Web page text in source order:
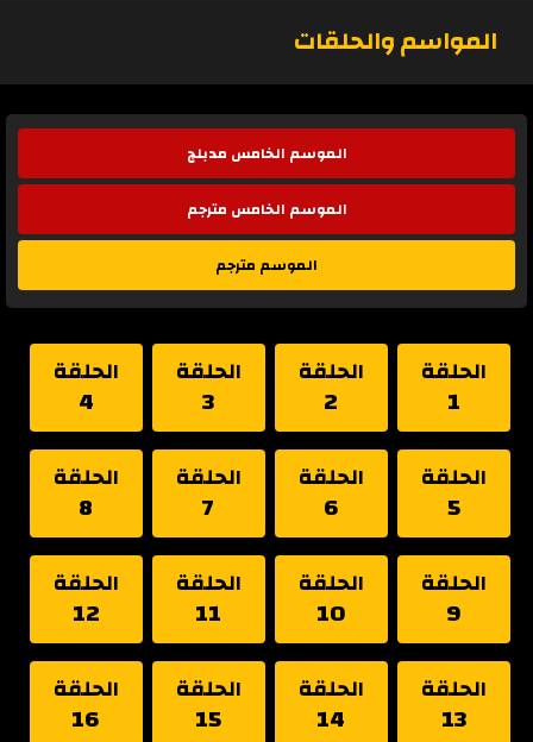
المواسم والحلقات
الموسم الخامس مدبلج
الموسم الخامس مترجم
الموسم مترجم
الحلقة
1
الحلقة
2
الحلقة
3
الحلقة
4
الحلقة
5
الحلقة
6
الحلقة
7
الحلقة
8
الحلقة
9
الحلقة
10
الحلقة
11
الحلقة
12
الحلقة
13
الحلقة
14
الحلقة
15
الحلقة
16